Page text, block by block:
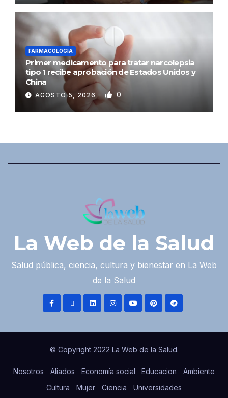
FARMACOLOGÍA
Primer medicamento para tratar narcolepsia
tipo 1 recibe aprobación de Estados Unidos y
China
AGOSTO 5, 2026 0
La Web de la Salud
Salud pública, ciencia, cultura y bienestar en La Web
de la Salud
© Copyright 2022 La Web de la Salud.
Nosotros Aliados Economía social Educacion
Ambiente
Cultura
Mujer Ciencia Universidades